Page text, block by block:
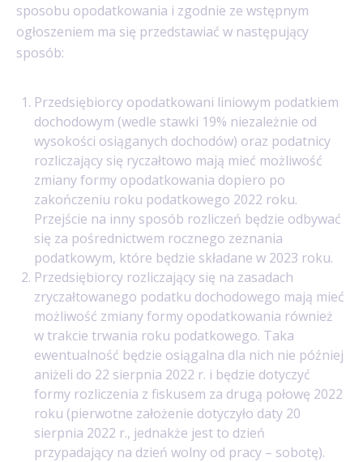
sposobu opodatkowania i zgodnie ze wstępnym
ogłoszeniem ma się przedstawiać w następujący
sposób:
Przedsiębiorcy opodatkowani liniowym podatkiem
dochodowym (wedle stawki 19% niezależnie od
wysokości osiąganych dochodów) oraz podatnicy
rozliczający się ryczałtowo mają mieć możliwość
zmiany formy opodatkowania dopiero po
zakończeniu roku podatkowego 2022 roku.
Przejście na inny sposób rozliczeń będzie odbywać
się za pośrednictwem rocznego zeznania
podatkowym, które będzie składane w 2023 roku.
Przedsiębiorcy rozliczający się na zasadach
zryczałtowanego podatku dochodowego mają mieć
możliwość zmiany formy opodatkowania również
w trakcie trwania roku podatkowego. Taka
ewentualność będzie osiągalna dla nich nie później
aniżeli do 22 sierpnia 2022 r. i będzie dotyczyć
formy rozliczenia z fiskusem za drugą połowę 2022
roku (pierwotne założenie dotyczyło daty 20
sierpnia 2022 r., jednakże jest to dzień
przypadający na dzień wolny od pracy – sobotę).